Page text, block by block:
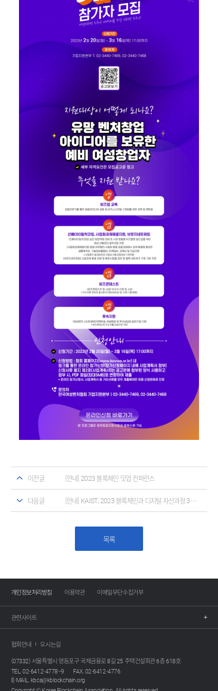
이전글 [안내] 2023 블록체인 밋업 컨퍼런스
다음글 [안내] KAIST, 2023 블록체인과 디지털 자산과정 3기 과정생 모집
목록
개인정보처리방침 이용약관 이메일무단수집거부
관련사이트
협회안내
오시는길
(07332) 서울특별시 영등포구 국제금융로 8길 25 주택건설회관 6층 618호
TEL. 02-6412-4778~9
FAX. 02-6412-4776
E-MAIL. kbca@kblockchain.org